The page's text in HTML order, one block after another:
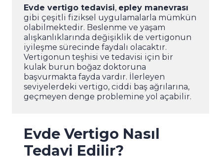
Evde vertigo tedavisi, epley manevrası
gibi çeşitli fiziksel uygulamalarla mümkün
olabilmektedir. Beslenme ve yaşam
alışkanlıklarında değişiklik de vertigonun
iyileşme sürecinde faydalı olacaktır.
Vertigonun teşhisi ve tedavisi için bir
kulak burun boğaz doktoruna
başvurmakta fayda vardır. İlerleyen
seviyelerdeki vertigo, ciddi baş ağrılarına,
geçmeyen denge problemine yol açabilir.
Evde Vertigo Nasıl
Tedavi Edilir?